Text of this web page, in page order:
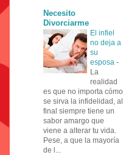
Necesito
Divorciarme
El infiel
no deja a
su
esposa -
La
realidad
es que no importa cómo
se sirva la infidelidad, al
final siempre tiene un
sabor amargo que
viene a alterar tu vida.
Pese, a que la mayoría
de l...